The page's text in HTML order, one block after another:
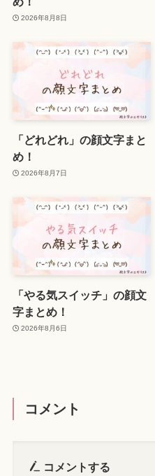
2026年8月8日
「どれどれ」の顔文字まと
め！
2026年8月7日
「やる気スイッチ」の顔文
字まとめ！
2026年8月6日
コメント
コメントする